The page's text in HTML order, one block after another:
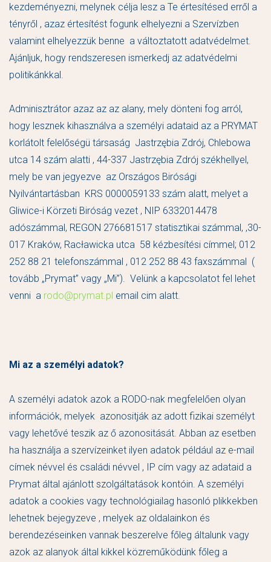
kezdeményezni, melynek célja lesz a Te értesítésed erről a
tényről , azaz értesítést fogunk elhelyezni a Szervízben
valamint elhelyezzük benne a változtatott adatvédelmet.
Ajánljuk, hogy rendszeresen ismerkedj az adatvédelmi
politikánkkal.
Adminisztrátor azaz az az alany, mely dönteni fog arról,
hogy lesznek kihasználva a személyi adataid az a PRYMAT
korlátolt felelőségü társaság Jastrzębia Zdrój, Chlebowa
utca 14 szám alatti , 44-337 Jastrzębia Zdrój székhellyel,
mely be van jegyezve az Országos Birósági
Nyilvántartásban KRS 0000059133 szám alatt, melyet a
Gliwice-i Körzeti Biróság vezet , NIP 6332014478
adószámmal, REGON 276681517 statisztikai számmal, ,30-
017 Kraków, Racławicka utca 58 kézbesítési címmel; 012
252 88 21 telefonszámmal , 012 252 88 43 faxszámmal (
tovább „Prymat” vagy „Mi”). Velünk a kapcsolatot fel lehet
venni a rodo@prymat.pl email cim alatt.
Mi az a személyi adatok?
A személyi adatok azok a RODO-nak megfelelően olyan
információk, melyek azonositják az adott fizikai személyt
vagy lehetővé teszik az ő azonositását. Abban az esetben
ha használja a szervízeinket ilyen adatok például az e-mail
címek névvel és családi névvel , IP cím vagy az adataid a
Prymat által ajánlott szolgáltatások kontóin. A személyi
adatok a cookies vagy technológiailag hasonló plikkekben
lehetnek bejegyzeve , melyek az oldalainkon és
berendezéseinken vannak beszerelve főleg általunk vagy
azok az alanyok által kikkel közreműködünk főleg a